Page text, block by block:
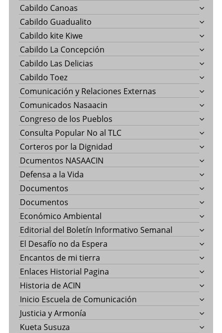
Cabildo Canoas
Cabildo Guadualito
Cabildo kite Kiwe
Cabildo La Concepción
Cabildo Las Delicias
Cabildo Toez
Comunicación y Relaciones Externas
Comunicados Nasaacin
Congreso de los Pueblos
Consulta Popular No al TLC
Corteros por la Dignidad
Dcumentos NASAACIN
Defensa a la Vida
Documentos
Documentos
Económico Ambiental
Editorial del Boletín Informativo Semanal
El Desafío no da Espera
Encantos de mi tierra
Enlaces Historial Pagina
Historia de ACIN
Inicio Escuela de Comunicación
Justicia y Armonía
Kueta Susuza